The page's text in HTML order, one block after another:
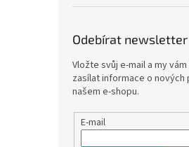
Odebírat newsletter
Vložte svůj e-mail a my
zasílat informace o nových
našem e-shopu.
E-mail